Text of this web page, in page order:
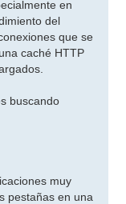
en
del
que se
caché HTTP
buscando
muy
pestañas en una